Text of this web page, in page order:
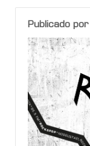
Publicado por